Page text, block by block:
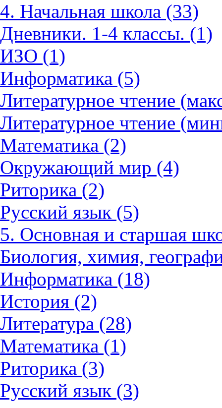
4. Начальная школа (33)
Дневники. 1-4 классы. (1)
ИЗО (1)
Информатика (5)
Литературное чтение
Литературное чтение
Математика (2)
Окружающий мир (4)
Риторика (2)
Русский язык (5)
5. Основная и старшая
Биология, химия,
Информатика (18)
История (2)
Литература (28)
Математика (1)
Риторика (3)
Русский язык (3)